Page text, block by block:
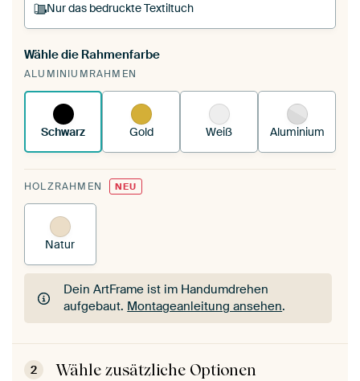
Nur das bedruckte Textiltuch
Du spannst einen wechselbaren Textiltuch in
deinen vorhandenen ArtFrame™.
funktioniert es.
Wähle die Rahmenfarbe
ALUMINIUMRAHMEN
Schwarz Gold Weiß Aluminium
HOLZRAHMEN NEU
Natur
Dein ArtFrame ist im Handumdrehen
aufgebaut. Montageanleitung ansehen.
Dein ArtFrame ist im Handumdrehen
aufgebaut.Montageanleitung ansehen
2 Wähle zusätzliche Optionen